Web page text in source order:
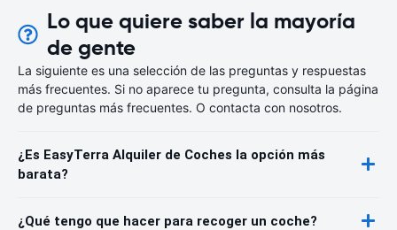
Lo que quiere saber la mayoría
de gente
La siguiente es una selección de las preguntas y respuestas
más frecuentes. Si no aparece tu pregunta, consulta la página
de preguntas más frecuentes. O contacta con nosotros.
¿Es EasyTerra Alquiler de Coches la opción más
barata?
¿Qué tengo que hacer para recoger un coche?